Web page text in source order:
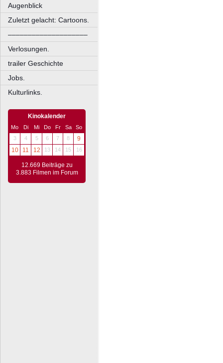
Augenblick
Zuletzt gelacht: Cartoons.
––––––––––––––––––––
Verlosungen.
trailer Geschichte
Jobs.
Kulturlinks.
Kinokalender
Mo Di Mi Do Fr Sa
So
3
4 5 6 7 8
9
10
11 12 13 14 15 16
12.669 Beiträge zu
3.883 Filmen im Forum